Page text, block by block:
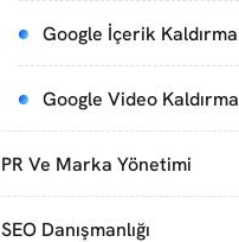
Google İçerik Kaldırma
Google Video Kaldırma
PR Ve Marka Yönetimi
SEO Danışmanlığı